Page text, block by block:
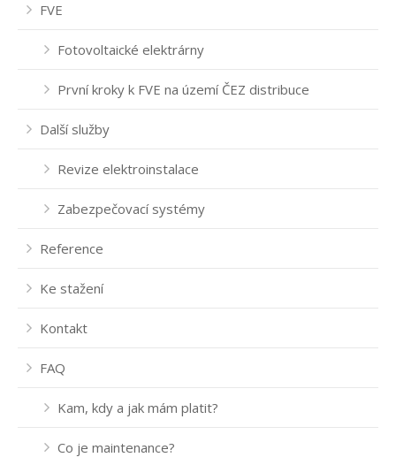
FVE
Fotovoltaické elektrárny
První kroky k FVE na území ČEZ distribuce
Další služby
Revize elektroinstalace
Zabezpečovací systémy
Reference
Ke stažení
Kontakt
FAQ
Kam, kdy a jak mám platit?
Co je maintenance?